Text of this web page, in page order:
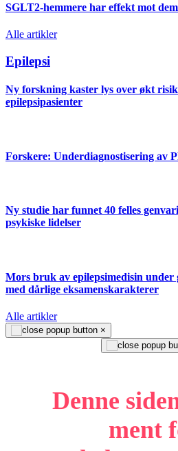
SGLT2-hemmere har effekt mot
Alle artikler
Epilepsi
Ny forskning kaster lys over økt
epilepsipasienter
Forskere: Underdiagnostisering av
Ny studie har funnet 40 felles
psykiske lidelser
Mors bruk av epilepsimedisin
med dårlige eksamenskarakterer
Alle artikler
×
Denne
ment